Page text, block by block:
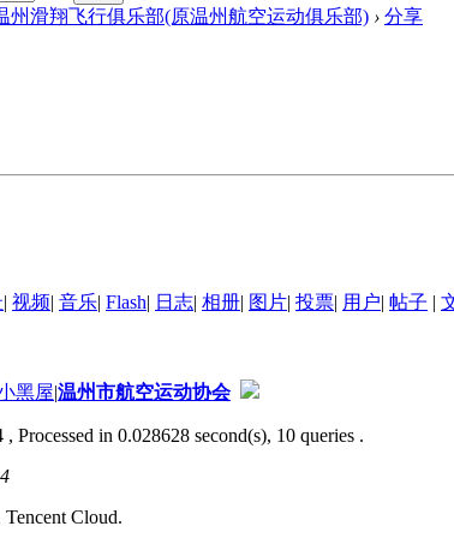
州滑翔飞行俱乐部(原温州航空运动俱乐部) › 分享
| 视频| 音乐| Flash| 日志| 相册| 图片| 投票| 用户| 帖子 |
黑屋|温州市航空运动协会
, Processed in 0.028628 second(s), 10 queries .
Cloud.